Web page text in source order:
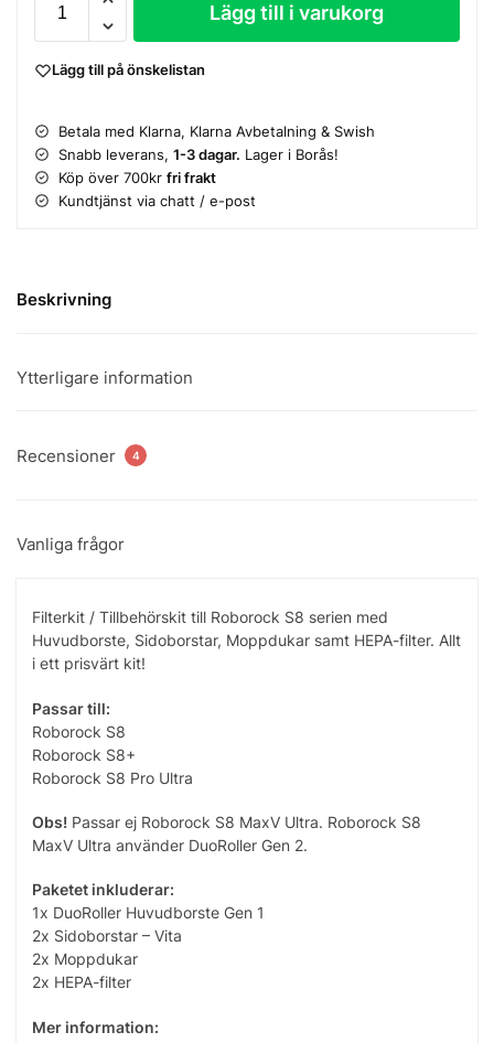
Lägg till i varukorg
Lägg till på önskelistan
Betala med Klarna, Klarna Avbetalning & Swish
Snabb leverans, 1-3 dagar. Lager i Borås!
Köp över 700kr fri frakt
Kundtjänst via chatt / e-post
Beskrivning
Ytterligare information
Recensioner 4
Vanliga frågor
Filterkit / Tillbehörskit till Roborock S8 serien med
Huvudborste, Sidoborstar, Moppdukar samt HEPA-filter. Allt
i ett prisvärt kit!
Passar till:
Roborock S8
Roborock S8+
Roborock S8 Pro Ultra
Obs! Passar ej Roborock S8 MaxV Ultra. Roborock S8
MaxV Ultra använder DuoRoller Gen 2.
Paketet inkluderar:
1x DuoRoller Huvudborste Gen 1
2x Sidoborstar – Vita
2x Moppdukar
2x HEPA-filter
Mer information: